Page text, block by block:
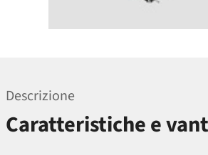
Descrizione
Caratteristiche e